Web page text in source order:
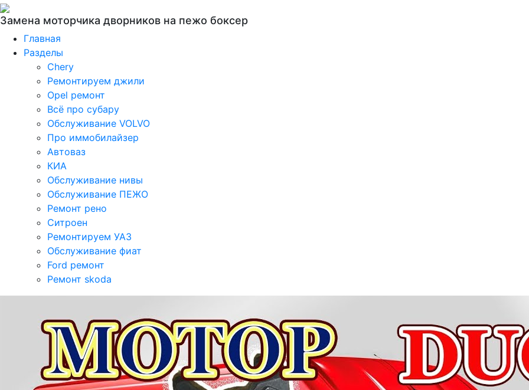
Замена моторчика дворников на пежо боксер
Главная
Разделы
Chery
Ремонтируем джили
Opel ремонт
Всё про субару
Обслуживание VOLVO
Про иммобилайзер
Автоваз
КИА
Обслуживание нивы
Обслуживание ПЕЖО
Ремонт рено
Ситроен
Ремонтируем УАЗ
Обслуживание фиат
Ford ремонт
Ремонт skoda